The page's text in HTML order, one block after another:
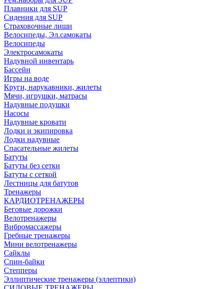
Плавники для SUP
Сидения для SUP
Страховочные лиши
Велосипеды, Эл.самокаты
Велосипеды
Электросамокаты
Надувной инвентарь
Бассейн
Игры на воде
Круги, нарукавники, жилеты
Мячи, игрушки, матрасы
Надувные подушки
Насосы
Надувные кровати
Лодки и экипировка
Лодки надувные
Спасательные жилеты
Батуты
Батуты без сетки
Батуты с сеткой
Лестницы для батутов
Тренажеры
КАРДИОТРЕНАЖЕРЫ
Беговые дорожки
Велотренажеры
Вибромассажеры
Гребные тренажеры
Мини велотренажеры
Сайклы
Спин-байки
Степперы
Эллиптические тренажеры (эллептики)